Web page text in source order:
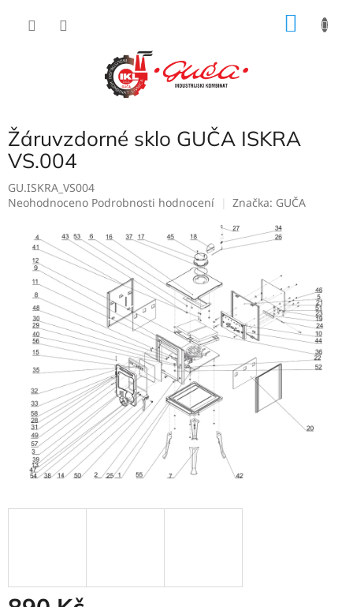
Žáruvzdorné sklo GUČA ISKRA
VS.004
GU.ISKRA_VS004
Průměrné
produktu
hvězdiček.
Neohodnoceno Podrobnosti hodnocení Značka: GUČA